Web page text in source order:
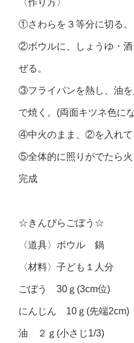
〈作り方〉
①さわらを３等分に切る。
②ボウルに、しょうゆ・
ぜる。
③フライパンを熱し、油
で焼く。(両面キツネ色に
④中火のまま、②を入れて
⑤全体的に照りがでたら火
完成
☆きんぴらごぼう☆
〈道具〉ボウル 鍋
〈材料〉子ども１人分
ごぼう 30ｇ(3cm位)
にんじん 10ｇ(先端2cm)
油 ２ｇ(小さじ1/3)